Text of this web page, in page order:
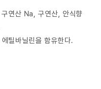
연산 Na, 구연산, 안식향
틸바닐린을 함유한다.